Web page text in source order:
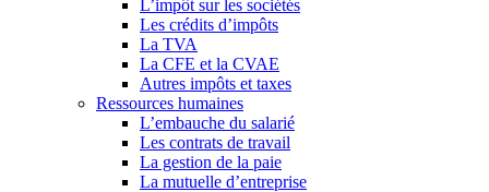
L’impôt sur les sociétés
Les crédits d’impôts
La TVA
La CFE et la CVAE
Autres impôts et taxes
Ressources humaines
L’embauche du salarié
Les contrats de travail
La gestion de la paie
La mutuelle d’entreprise